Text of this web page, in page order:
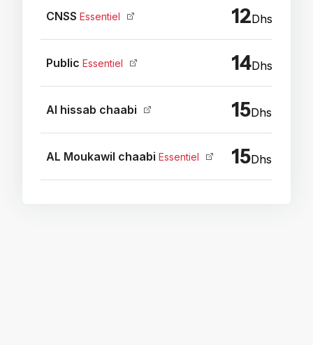
CNSSEssentiel 12Dhs / Mois
PublicEssentiel 14Dhs / Mois
Al hissab chaabi 15Dhs / Mois
AL Moukawil chaabiEssentiel 15Dhs / Mois